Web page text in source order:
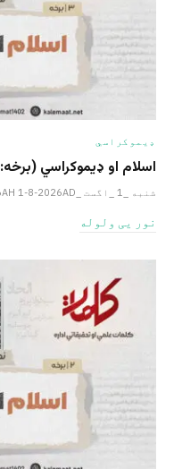
ډیموکراسي
اسلام او ډیموکراسي (برخه: ۳)
شنبه _1 _اگست _2026AH 1-8-2026AD
نور یی ولوله